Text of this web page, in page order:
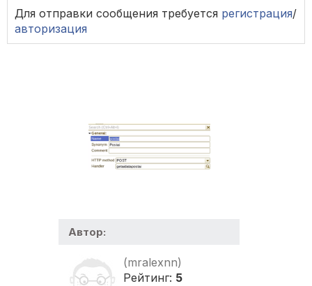
Для отправки сообщения требуется регистрация/
авторизация
Автор:
(mralexnn)
Рейтинг: 5